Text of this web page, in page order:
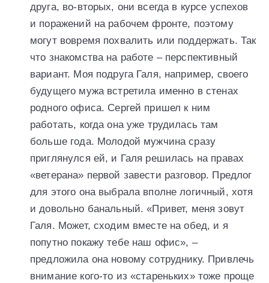
друга, во-вторых, они всегда в курсе успехов
и поражений на рабочем фронте, поэтому
могут вовремя похвалить или поддержать. Так
что знакомства на работе – перспективный
вариант. Моя подруга Галя, например, своего
будущего мужа встретила именно в стенах
родного офиса. Сергей пришел к ним
работать, когда она уже трудилась там
больше года. Молодой мужчина сразу
приглянулся ей, и Галя решилась на правах
«ветерана» первой завести разговор. Предлог
для этого она выбрала вполне логичный, хотя
и довольно банальный. «Привет, меня зовут
Галя. Может, сходим вместе на обед, и я
попутно покажу тебе наш офис», –
предложила она новому сотруднику. Привлечь
внимание кого-то из «стареньких» тоже проще